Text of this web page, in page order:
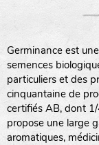
Germinance est
semences
particuliers et des
cinquantaine de
certifiés AB, dont
propose une large
aromatiques,